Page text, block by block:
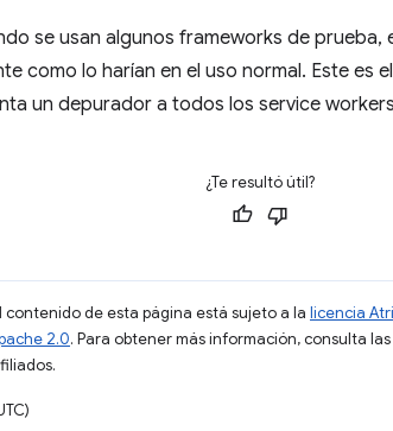
se usan algunos frameworks de
como lo harían en el uso normal. Este es
un depurador a todos los service
¿Te resultó útil?
de esta página está sujeto a la licencia
2.0. Para obtener más información, consulta las